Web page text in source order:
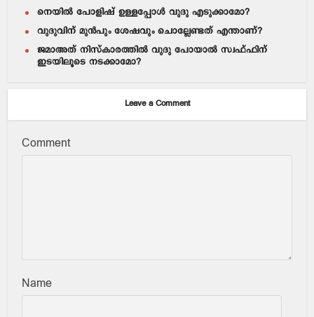
നെയില്‍ പോളിഷ് ഉള്ളപ്പോള്‍ വുദു എടുക്കാമോ?
വുദുവിന് മുന്‍പും ശേഷവും ചൊല്ലേണ്ടത് എന്താണ്?
ജമാഅത് നിസ്കാരത്തില്‍ വുദു പോയാല്‍ സ്വഫ്ഫിന്
ഇടയിലൂടെ നടക്കാമോ?
Leave a Comment
Comment
Name